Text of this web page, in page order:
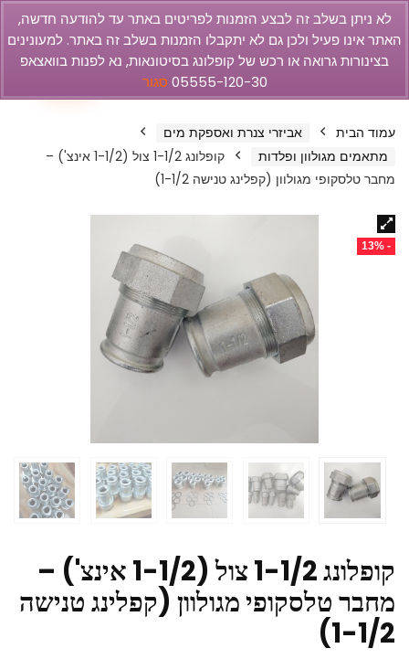
0
עמוד הבית
אביזרי צנרת ואספקת מים
מתאמים מגולוון ופלדות
קופלונג 1-1/2 צול (1-1/2 אינצ') –
מחבר טלסקופי מגולוון (קפלינג טנישה 1-1/2)
- 13%
קופלונג 1-1/2 צול (1-1/2 אינצ') –
מחבר טלסקופי מגולוון (קפלינג טנישה
1-1/2)
לא ניתן בשלב זה לבצע הזמנות לפריטים באתר עד להודעה חדשה,
האתר אינו פעיל ולכן גם לא יתקבלו הזמנות בשלב זה באתר. למעונינים
בצינורות גרואה או רכש של קופלונג בסיטונאות, נא לפנות בוואצאפ
05555-120-30 סגור